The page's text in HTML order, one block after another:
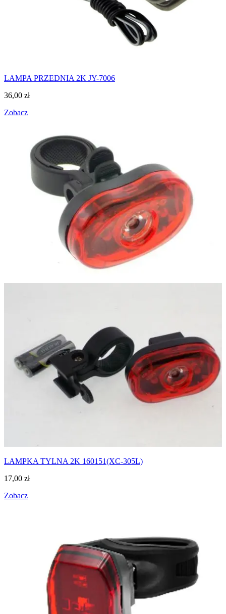
LAMPA PRZEDNIA 2K JY-7006
36,00 zł
Zobacz
LAMPKA TYLNA 2K 160151(XC-305L)
17,00 zł
Zobacz